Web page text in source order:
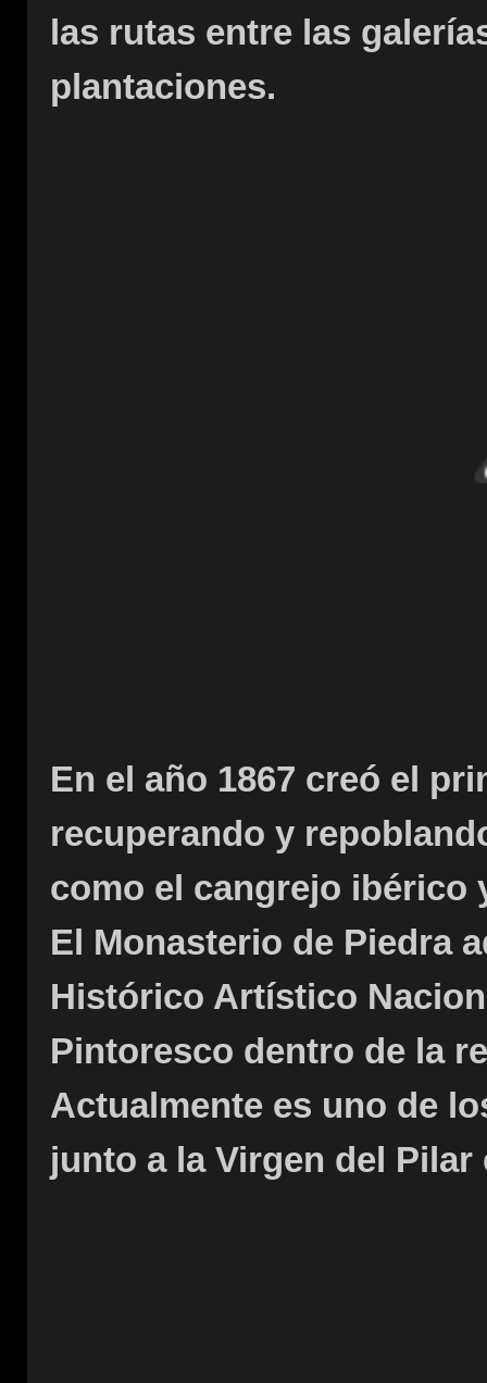
las rutas entre las
plantaciones.
En el año 1867 creó el
recuperando y
como el cangrejo ibérico
El Monasterio de Piedra
Histórico Artístico
Pintoresco dentro de la
Actualmente es uno de
junto a la Virgen del Pilar